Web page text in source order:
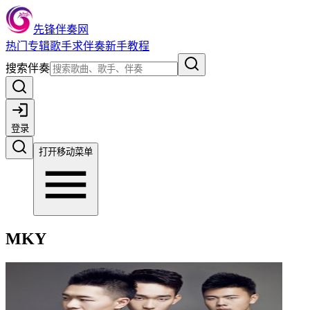
先锋伴奏网
热门 专辑歌手求伴奏新手教程
搜索伴奏
登录
打开移动菜单
MKY